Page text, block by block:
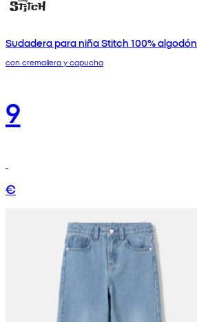
Sudadera para niña Stitch 100% algodón
con cremallera y capucha
9
€